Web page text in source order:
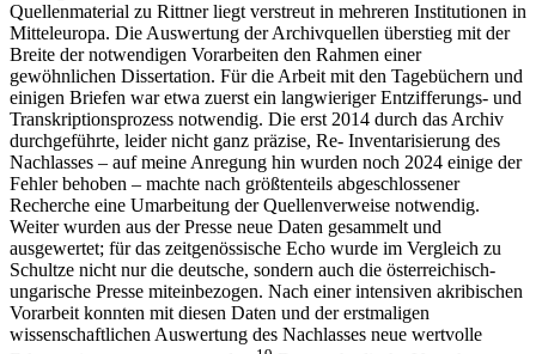
Quellenmaterial zu Rittner liegt verstreut in mehreren Institutionen in
Mitteleuropa. Die Auswertung der Archivquellen überstieg mit der
Breite der notwendigen Vorarbeiten den Rahmen einer
gewöhnlichen Dissertation. Für die Arbeit mit den Tagebüchern und
einigen Briefen war etwa zuerst ein langwieriger Entzifferungs- und
Transkriptionsprozess notwendig. Die erst 2014 durch das Archiv
durchgeführte, leider nicht ganz präzise, Re- Inventarisierung des
Nachlasses – auf meine Anregung hin wurden noch 2024 einige der
Fehler behoben – machte nach größtenteils abgeschlossener
Recherche eine Umarbeitung der Quellenverweise notwendig.
Weiter wurden aus der Presse neue Daten gesammelt und
ausgewertet; für das zeitgenössische Echo wurde im Vergleich zu
Schultze nicht nur die deutsche, sondern auch die österreichisch-
ungarische Presse miteinbezogen. Nach einer intensiven akribischen
Vorarbeit konnten mit diesen Daten und der erstmaligen
wissenschaftlichen Auswertung des Nachlasses neue wertvolle